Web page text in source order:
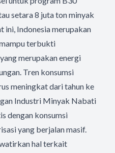
setara 8 juta ton minyak
ini, Indonesia merupakan
terbukti
merupakan energi
Tren konsumsi
meningkat dari tahun ke
Industri Minyak Nabati
dengan konsumsi
yang berjalan masif.
hal terkait